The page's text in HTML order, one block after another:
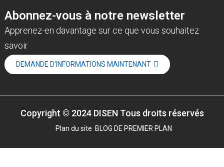
Abonnez-vous à notre newsletter
Apprenez-en davantage sur ce que vous souhaitez
savoir
DEMANDE D'INFORMATIONS MAINTENANT
Copyright © 2024 DISEN Tous droits réservés
Plan du site BLOG DE PREMIER PLAN